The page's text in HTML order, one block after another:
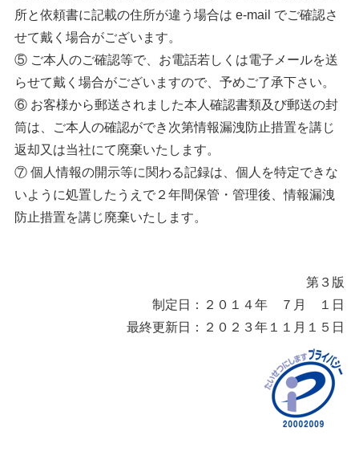
所と依頼書に記載の住所が違う場合は e-mail でご確認さ
せて戴く場合がございます。
⑤ ご本人のご確認等で、お電話若しくは電子メールを送
らせて戴く場合がございますので、予めご了承下さい。
⑥ お客様から郵送されました本人確認書類及び郵送の封
筒は、ご本人の確認ができ次第情報漏洩防止措置を講じ
返却又は当社にて廃棄いたします。
⑦ 個人情報の開示等に関わる記録は、個人を特定できな
いように処置したうえで２年間保管・管理後、情報漏洩
防止措置を講じ廃棄いたします。
第３版
制定日：２０１４年 ７月 １日
最終更新日：２０２３年１１月１５日